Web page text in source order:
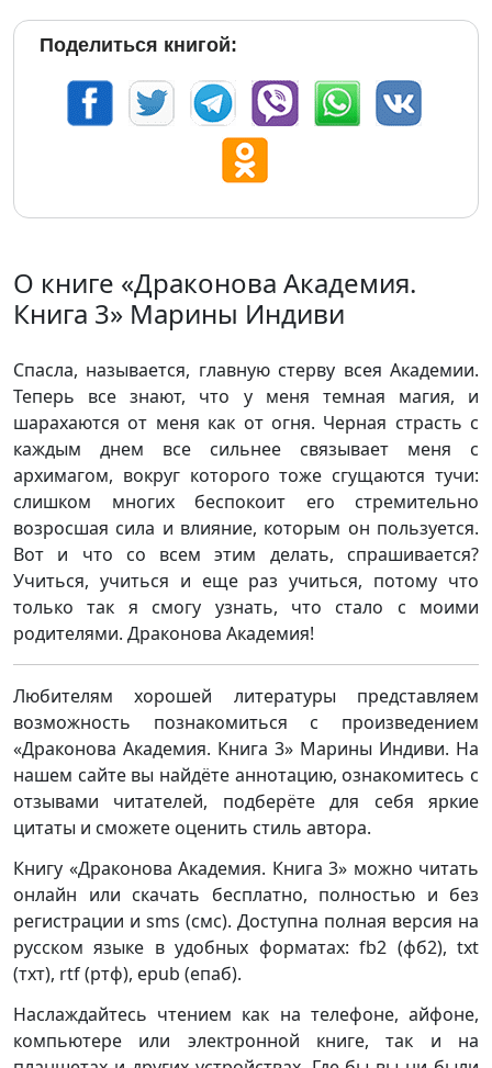
Поделиться книгой:
О книге «Драконова Академия.
Книга 3» Марины Индиви
Спасла, называется, главную стерву всея Академии.
Теперь все знают, что у меня темная магия, и
шарахаются от меня как от огня. Черная страсть с
каждым днем все сильнее связывает меня с
архимагом, вокруг которого тоже сгущаются тучи:
слишком многих беспокоит его стремительно
возросшая сила и влияние, которым он пользуется.
Вот и что со всем этим делать, спрашивается?
Учиться, учиться и еще раз учиться, потому что
только так я смогу узнать, что стало с моими
родителями. Драконова Академия!
Любителям хорошей литературы представляем
возможность познакомиться с произведением
«Драконова Академия. Книга 3» Марины Индиви. На
нашем сайте вы найдёте аннотацию, ознакомитесь с
отзывами читателей, подберёте для себя яркие
цитаты и сможете оценить стиль автора.
Книгу «Драконова Академия. Книга 3» можно читать
онлайн или скачать бесплатно, полностью и без
регистрации и sms (смс). Доступна полная версия на
русском языке в удобных форматах: fb2 (фб2), txt
(тхт), rtf (ртф), epub (епаб).
Наслаждайтесь чтением как на телефоне, айфоне,
компьютере или электронной книге, так и на